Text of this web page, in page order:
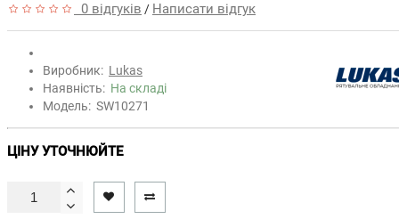
0 відгуків / Написати відгук
Виробник: Lukas
Наявність: На складі
Модель: SW10271
ЦІНУ УТОЧНЮЙТЕ